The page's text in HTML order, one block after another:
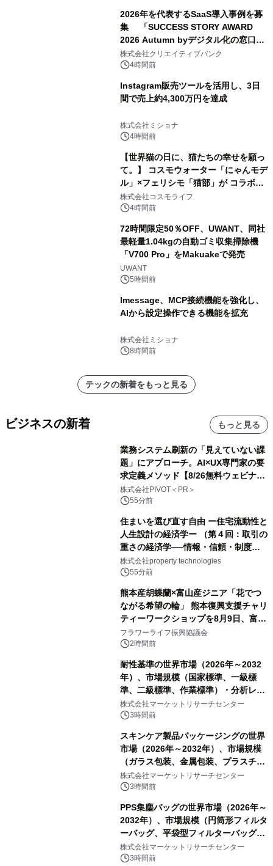
2026年を代表するSaaS導入事例を募
集 「SUCCESS STORY AWARD
2026 Autumn byデジタル化の窓口」
開催
株式会社クリエイティブバンク
4時間前
Instagram販売ツールを活用し、3日
間で売上約4,300万円を達成
株式会社ミショナ
4時間前
【世界猫の日に、猫たちの幸せを願っ
て。】 コスモウォーター「にゃんモデ
ル」×フェリシモ「猫部」が コラボキ
ャンペーンを実施
株式会社コスモライフ
4時間前
72時間限定50％OFF、UWANT、同社
最軽量1.04kgの自動ゴミ収集掃除機
「V700 Pro」をMakuakeで発売
UWANT
5時間前
lmessage、MCP接続機能を強化し、
AIから設定操作できる機能を拡充
株式会社ミショナ
8時間前
テックの新着をもっと見る
ビジネスの新着 もっと見る
業務システム刷新の「見えていない課
題」にアプローチ。AI×UX専門家の要
求定義メソッド【8/26無料ウェビナ
ー】株式会社PIVOT
株式会社PIVOT＜PR＞
55分前
住まいを選び直す自由 ー住宅流動性と
人生設計の経済学ー （第４回：取引の
重さの経済学──情報・信頼・制度を
PropTechはどう組み替えるか）｜
PropTech-Lab
株式会社property technologies
55分前
熊本産胡蝶蘭×富山産ジニア「花でつ
ながる希望の輪」 熊本復興支援チャリ
ティーワークショップを8月9日、富
山・射水で開催
フラワーライフ振興協議会
2時間前
耐性基準の世界市場（2026年～2032
年）、市場規模（国家標準、一級標
準、二級標準、作業標準）・分析レポ
ートを発表
株式会社マーケットリサーチセンター
3時間前
スキンケア製品パッケージングの世界
市場（2026年～2032年）、市場規模
（ガラス包装、金属包装、プラスチッ
ク包装、その他）・分析レポートを発
表
株式会社マーケットリサーチセンター
3時間前
PPS集塵バッグの世界市場（2026年～
2032年）、市場規模（円筒形フィルタ
ーバッグ、平袋型フィルターバッグ、
プリーツフィルターバッグ、その
他）・分析レポートを発表
株式会社マーケットリサーチセンター
3時間前